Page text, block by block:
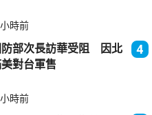
時前
防部次長訪華受阻 因北
對台軍售
4
時前